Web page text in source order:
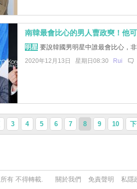
南韓最會比心的男人曹政奭！他
明星要說韓國男明星中誰最會比心，非
2020年12月13日 星期日08:30 Rui
3 4 5 6 7 8 9 10
有 不得轉載. 關於我們 免責聲明 私隱